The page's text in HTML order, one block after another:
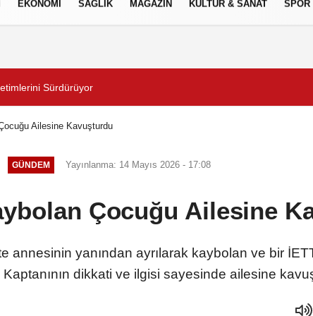
EKONOMİ SAĞLIK MAGAZİN KÜLTÜR & SANAT SPOR
Sürdürüyor
Ailesine Kavuşturdu
GÜNDEM Yayınlanma: 14 Mayıs 2026 - 17:08
Çocuğu Ailesine
annesinin yanından ayrılarak kaybolan ve bir
dikkati ve ilgisi sayesinde ailesine